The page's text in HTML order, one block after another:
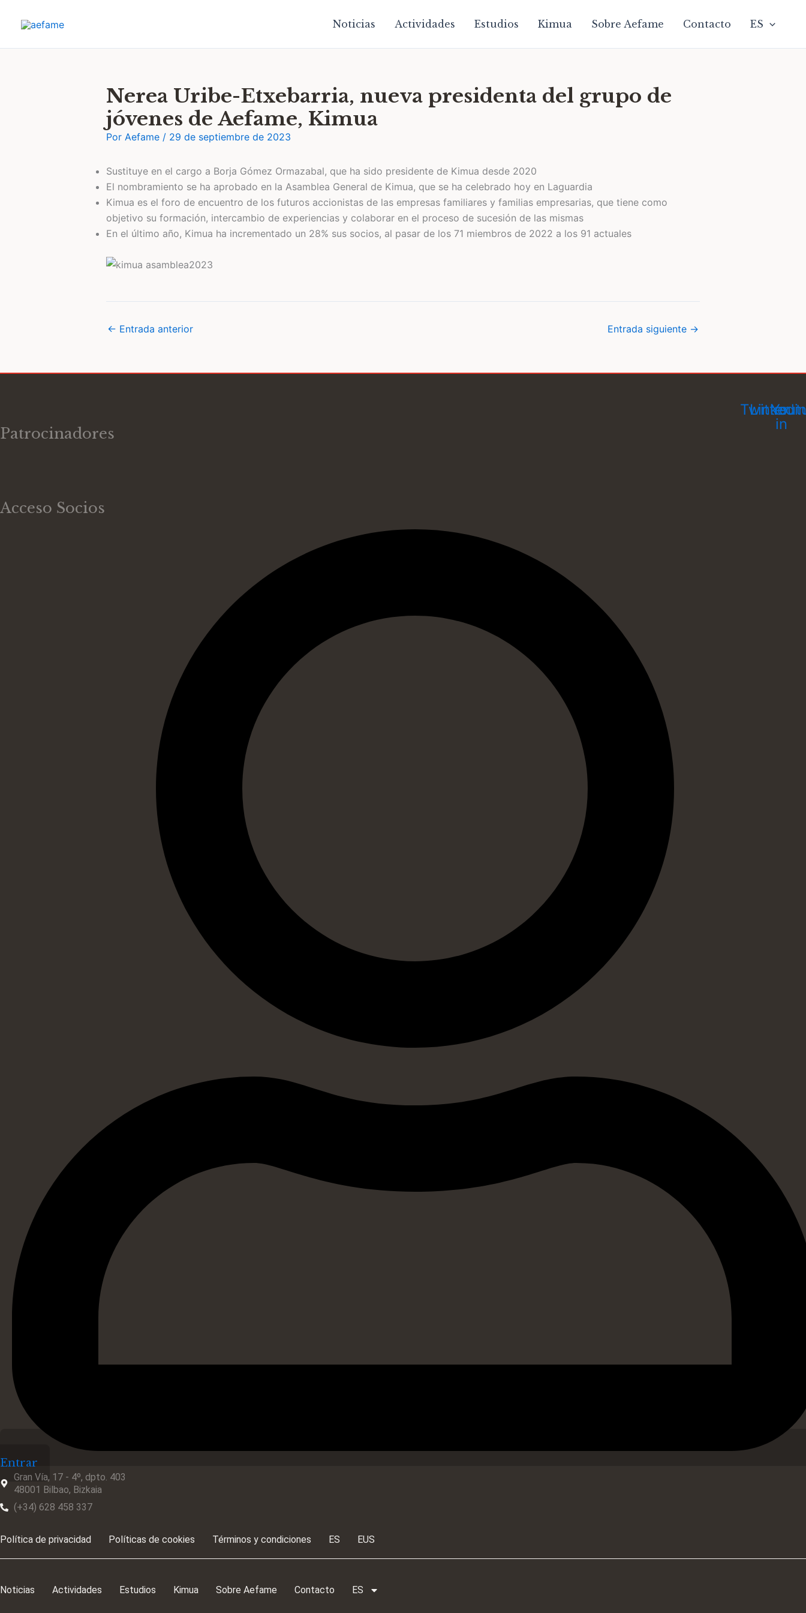
Noticias Actividades Estudios Kimua Sobre Aefame Contacto ES
Nerea Uribe-Etxebarria, nueva presidenta del grupo de
jóvenes de Aefame, Kimua​
Por Aefame / 29 de septiembre de 2023
Sustituye en el cargo a Borja Gómez Ormazabal, que ha sido presidente de Kimua desde 2020
El nombramiento se ha aprobado en la Asamblea General de Kimua, que se ha celebrado hoy en Laguardia
Kimua es el foro de encuentro de los futuros accionistas de las empresas familiares y familias empresarias, que tiene como
objetivo su formación, intercambio de experiencias y colaborar en el proceso de sucesión de las mismas
En el último año, Kimua ha incrementado un 28% sus socios, al pasar de los 71 miembros de 2022 a los 91 actuales
← Entrada anterior Entrada siguiente →
Twitter
in
Patrocinadores
Acceso Socios
Entrar
Gran Vía, 17 - 4º, dpto. 403
48001 Bilbao, Bizkaia
(+34) 628 458 337
Política de privacidad Políticas de cookies Términos y condiciones ES EUS
Noticias Actividades Estudios Kimua Sobre Aefame Contacto ES